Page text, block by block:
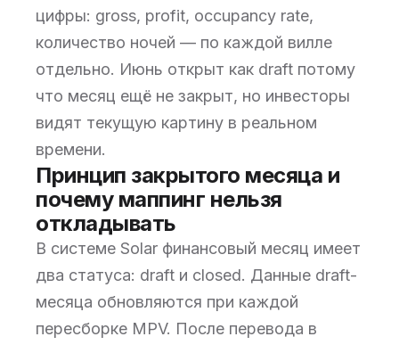
цифры: gross, profit, occupancy rate,
количество ночей — по каждой вилле
отдельно. Июнь открыт как draft потому
что месяц ещё не закрыт, но инвесторы
видят текущую картину в реальном
времени.
Принцип закрытого месяца и
почему маппинг нельзя
откладывать
В системе Solar финансовый месяц имеет
два статуса: draft и closed. Данные draft-
месяца обновляются при каждой
пересборке MPV. После перевода в